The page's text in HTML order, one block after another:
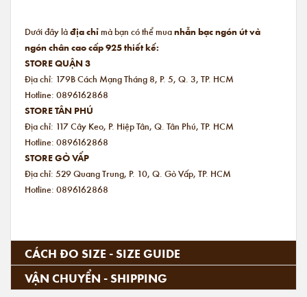
Dưới đây làđịa chỉmà bạn có thể muanhẫn bạc ngón út và
ngón chân cao cấp 925 thiết kế:
STORE QUẬN 3
Địa chỉ: 179B Cách Mạng Tháng 8, P. 5, Q. 3, TP. HCM
Hotline: 0896162868
STORE TÂN PHÚ
Địa chỉ: 117 Cây Keo, P. Hiệp Tân, Q. Tân Phú, TP. HCM
Hotline: 0896162868
STORE GÒ VẤP
Địa chỉ: 529 Quang Trung, P. 10, Q. Gò Vấp, TP. HCM
Hotline: 0896162868
CÁCH ĐO SIZE - SIZE GUIDE
VẬN CHUYỂN - SHIPPING